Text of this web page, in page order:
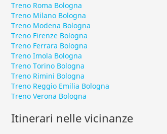
Treno Roma Bologna
Treno Milano Bologna
Treno Modena Bologna
Treno Firenze Bologna
Treno Ferrara Bologna
Treno Imola Bologna
Treno Torino Bologna
Treno Rimini Bologna
Treno Reggio Emilia Bologna
Treno Verona Bologna
Itinerari nelle vicinanze